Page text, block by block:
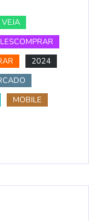
VEJA
2024
MOBILE